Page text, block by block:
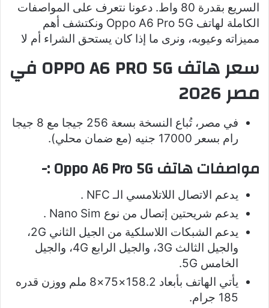
السريع بقدرة 80 واط. دعونا نتعرف على المواصفات
الكاملة لهاتف Oppo A6 Pro 5G ونكتشف أهم
مميزاته وعيوبه، ونرى ما إذا كان يستحق الشراء أم لا
سعر هاتف OPPO A6 PRO 5G في
مصر 2026
في مصر، تُباع النسخة بسعة 256 جيجا مع 8 جيجا
رام بسعر 17000 جنيه (مع ضمان محلي).
مواصفات هاتف Oppo A6 Pro 5G :-
يدعم الاتصال اللاتلامسي الـ NFC .
يدعم شريحتين إتصال من نوع Nano Sim .
يدعم الشبكات اللاسلكية من الجيل الثاني 2G،
والجيل الثالث 3G، والجيل الرابع 4G، والجيل
الخامس 5G.
يأتي الهاتف بأبعاد 158.2×75×8 ملم ووزن قدره
185 جرام.